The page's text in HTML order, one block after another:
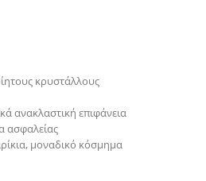
κρυστάλλους
ανακλαστική επιφάνεια
ασφαλείας
μοναδικό κόσμημα